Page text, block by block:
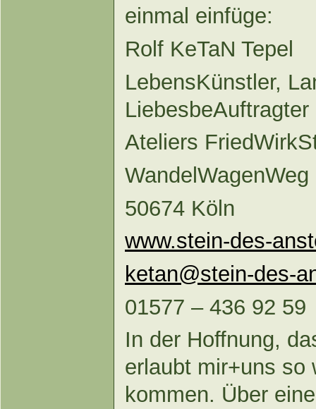
einmal einfüge:
Rolf KeTaN Tepel
LebensKünstler,
LiebesbeAuftragter
Ateliers
50674 Köln
www.stein-des-
ketan@stein-des-
01577 – 436 92 59
In der Hoffnung,
erlaubt mir+uns so
kommen. Über